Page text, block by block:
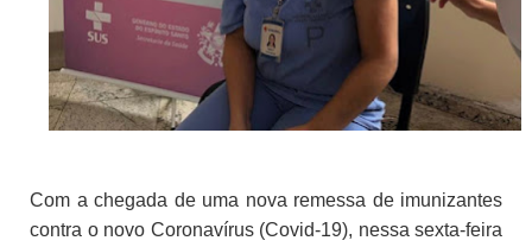
Com a chegada de uma nova remessa de imunizantes
contra o novo Coronavírus (Covid-19), nessa sexta-feira